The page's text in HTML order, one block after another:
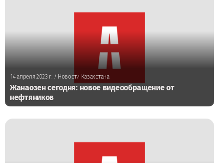
14 апреля 2023 г./ Новости Казахстана
Жанаозен сегодня: новое видеообращение от
нефтяников